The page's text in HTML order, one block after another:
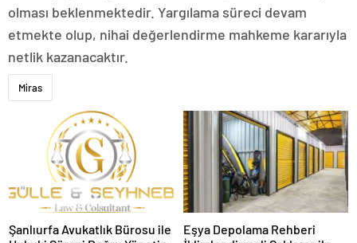
olması beklenmektedir. Yargılama süreci devam
etmekte olup, nihai değerlendirme mahkeme kararıyla
netlik kazanacaktır.
Miras
Şanlıurfa Avukatlık Bürosu ile
Eşya Depolama Rehberi